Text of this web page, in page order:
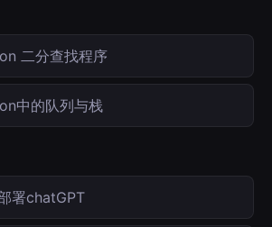
二分查找程序
中的队列与栈
署chatGPT